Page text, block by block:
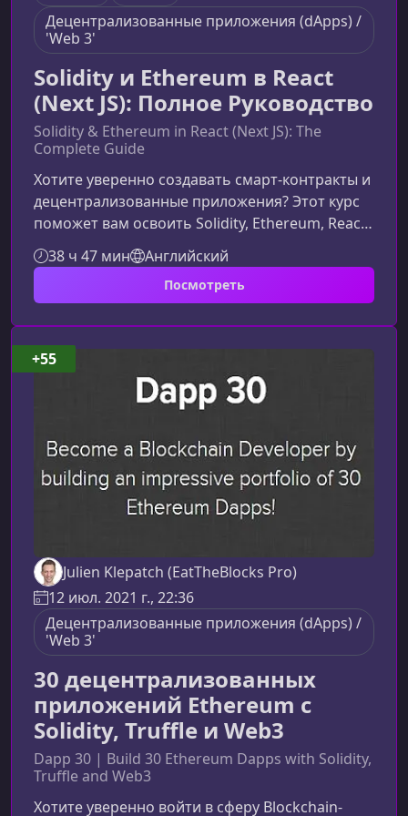
Децентрализованные приложения (dApps) /
'Web 3'
Solidity и Ethereum в React
(Next JS): Полное Руководство
Solidity & Ethereum in React (Next JS): The
Complete Guide
Хотите уверенно создавать смарт‑контракты и
децентрализованные приложения? Этот курс
поможет вам освоить Solidity, Ethereum, React
и Next JS на практике, создавая полноценные
блокчейн‑проекты с нуля.Что вы узнаете об
EthereumEthereum — это не просто
экосистема для запуска децентрализованных
приложений, защищённых от цензуры и
вмешательства. В курсе вы разберёте: как
работает блокчейн Ethereum изнутри
38 ч 47 мин Английский
Посмотреть
Julien Klepatch (EatTheBlocks Pro)
12 июл. 2021 г., 22:36
Децентрализованные приложения (dApps) /
'Web 3'
30 децентрализованных
приложений Ethereum с
Solidity, Truffle и Web3
Dapp 30 | Build 30 Ethereum Dapps with Solidity,
Truffle and Web3
Хотите уверенно войти в сферу Blockchain-
+55